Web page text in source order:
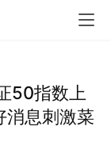
50指数上
消息刺激菜